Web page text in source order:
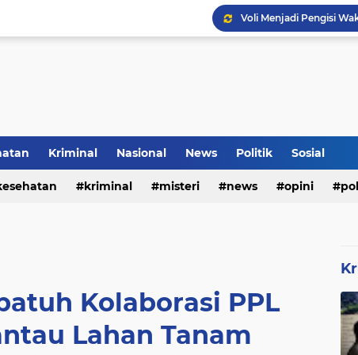
Voli Menjadi Pengisi
Inilah Tampilan Baru
Kriminal Nasional News Politik Sosial
kriminal misteri news opini
Kolaborasi PPL
Lahan Tanam